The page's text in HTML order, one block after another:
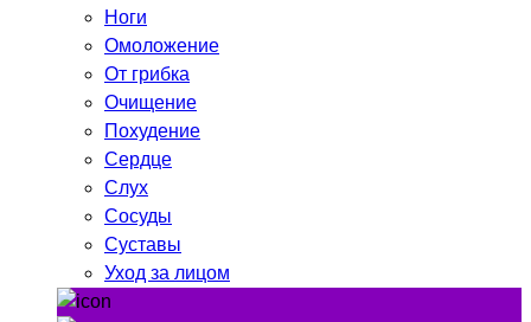
Ноги
Омоложение
От грибка
Очищение
Похудение
Сердце
Слух
Сосуды
Суставы
Уход за лицом